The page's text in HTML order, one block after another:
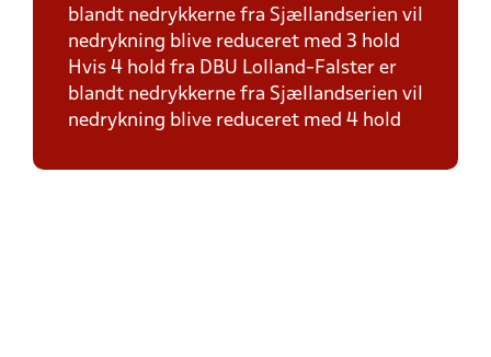
blandt nedrykkerne fra Sjællandserien vil
nedrykning blive reduceret med 3 hold
Hvis 4 hold fra DBU Lolland-Falster er
blandt nedrykkerne fra Sjællandserien vil
nedrykning blive reduceret med 4 hold